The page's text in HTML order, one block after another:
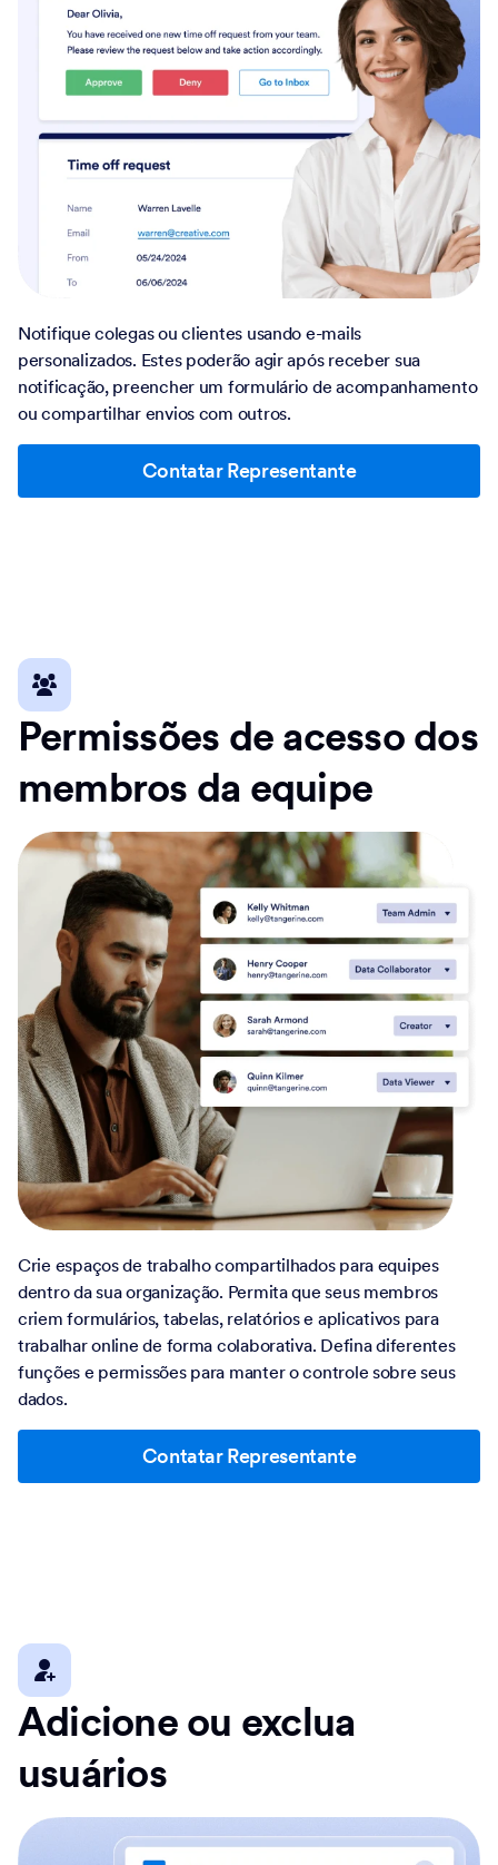
Notifique colegas ou clientes usando e-mails
personalizados. Estes poderão agir após receber sua
notificação, preencher um formulário de acompanhamento
ou compartilhar envios com outros.
Contatar Representante
Permissões de acesso dos
membros da equipe
Crie espaços de trabalho compartilhados para equipes
dentro da sua organização. Permita que seus membros
criem formulários, tabelas, relatórios e aplicativos para
trabalhar online de forma colaborativa. Defina diferentes
funções e permissões para manter o controle sobre seus
dados.
Contatar Representante
Adicione ou exclua
usuários